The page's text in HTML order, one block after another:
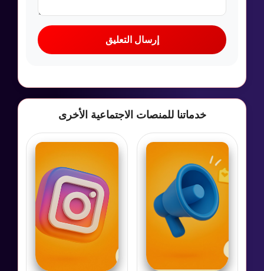
إرسال التعليق
خدماتنا للمنصات الاجتماعية الأخرى